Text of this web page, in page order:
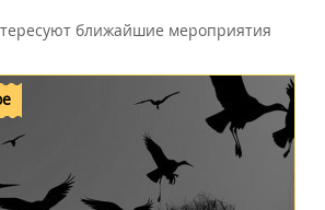
ближайшие мероприятия